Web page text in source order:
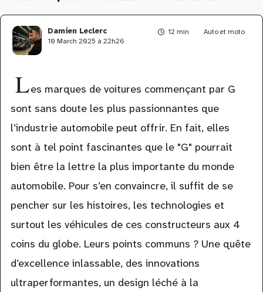
12 min Auto et moto
Damien Leclerc
10 March 2025 à 22h26
Les marques de voitures commençant par G
sont sans doute les plus passionnantes que
l’industrie automobile peut offrir. En fait, elles
sont à tel point fascinantes que le "G" pourrait
bien être la lettre la plus importante du monde
automobile. Pour s’en convaincre, il suffit de se
pencher sur les histoires, les technologies et
surtout les véhicules de ces constructeurs aux 4
coins du globe. Leurs points communs ? Une quête
d’excellence inlassable, des innovations
ultraperformantes, un design léché à la